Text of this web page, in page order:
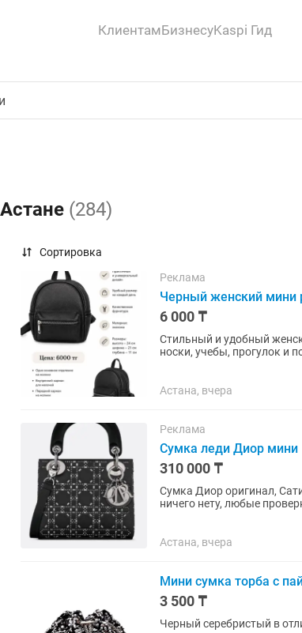
КлиентамБизнесуKaspi Гид
(284)
Сортировка
Реклама
Черный женский мини
6 000 ₸
Стильный и удобный
носки, учебы, прогулок и
Астана, вчера
Реклама
Сумка леди Диор мини
310 000 ₸
Сумка Диор оригинал,
ничего нету, любые
Астана, вчера
Мини сумка торба с
3 500 ₸
Черный серебристый в